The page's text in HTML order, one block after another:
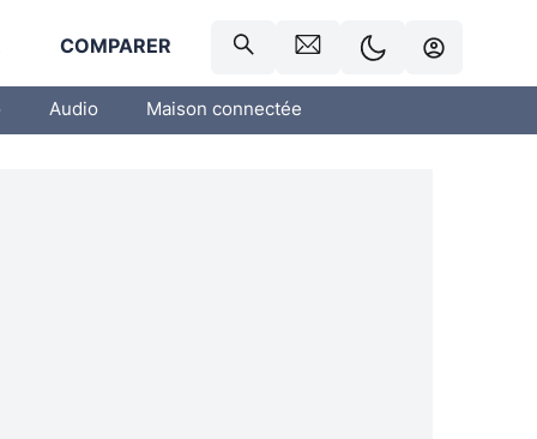
COMPARER
Audio Maison connectée